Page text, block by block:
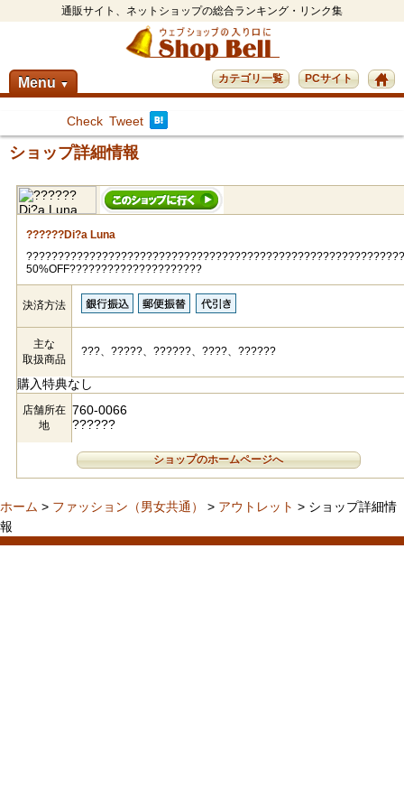
通販サイト、ネットショップの総合ランキング・リンク集
Menu ▼ PCサイト
カテゴリ一覧
Check Tweet
ショップ詳細情報
??????Di?a Luna
50%OFF?????????????????????
決済方法
主な
取扱商品
???、?????、??????、????、??????
購入特典なし
店舗所在
地
760-0066
??????
ショップのホームページへ
ホーム > ファッション（男女共通） > アウトレット > ショップ詳細情
報